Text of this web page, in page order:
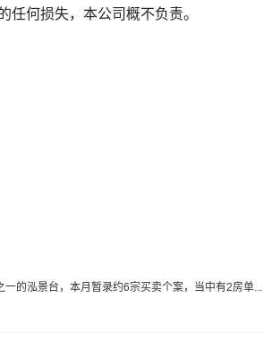
何损失，本公司概不负责。
的泓景台，本月暂录约6宗买卖个案，当中有2房单...